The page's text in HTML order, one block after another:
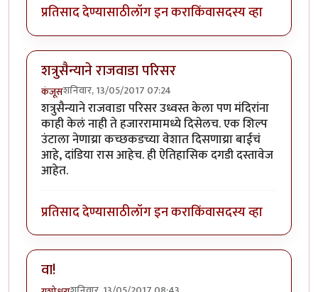
प्रतिसाद देण्यासाठीलॉग इन कराकिंवासदस्य व्हा
शत्रुसैन्याने राजवाडा परिसर
कंजूसशनिवार, 13/05/2017 07:24
शत्रुसैन्याने राजवाडा परिसर उध्वस्त केला पण मंदिरांना
काही केलं नाही ते हजाररामामध्ये दिसेलच. एक शिल्प
उंटाला नेणाय्रा कच्छकडच्या वेशात दिसणाय्रा बाईचं
आहे, दांडिया रास आहेच. ही ऐतिहासिक दगडी दस्तावेज
आहेत.
प्रतिसाद देण्यासाठीलॉग इन कराकिंवासदस्य व्हा
वा!